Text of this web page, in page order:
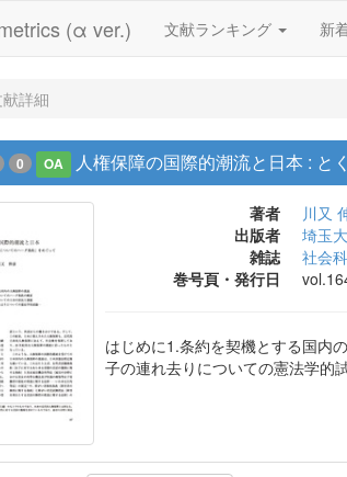
(α ver.) 文献ランキング 新
詳細
0 OA 人権保障の国際的潮流と日本 : と
著者
川又
出版者
埼玉
雑誌
社会
巻号頁・発行日
はじめに1.条約を契機とする国内
子の連れ去りについての憲法学的